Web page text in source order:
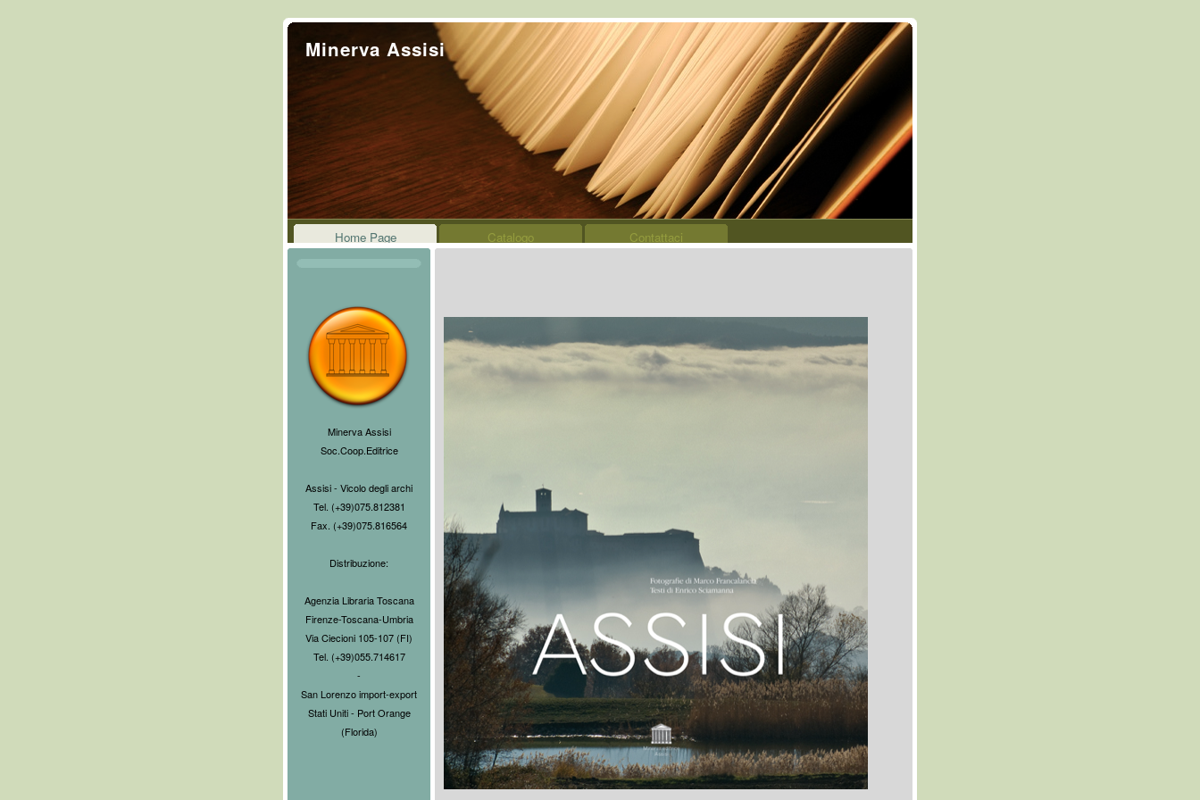
Minerva Assisi
Home Page Catalogo Contattaci
Minerva Assisi
Soc.Coop.Editrice
Assisi - Vicolo degli archi
Tel. (+39)075.812381
Fax. (+39)075.816564
Distribuzione:
Agenzia Libraria Toscana
Firenze-Toscana-Umbria
Via Ciecioni 105-107 (FI)
Tel. (+39)055.714617
-
San Lorenzo import-export
Stati Uniti - Port Orange
(Florida)